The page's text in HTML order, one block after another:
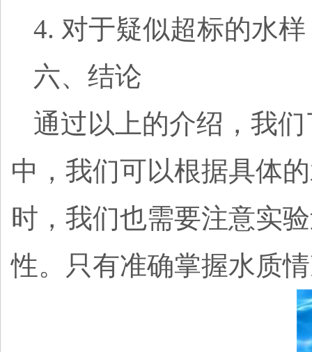
4. 对于疑似超标的水
六、结论
通过以上的介绍，我
中，我们可以根据具体
时，我们也需要注意实
性。只有准确掌握水质